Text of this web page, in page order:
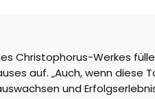
Christophorus-Werkes
auf. „Auch, wenn diese
und